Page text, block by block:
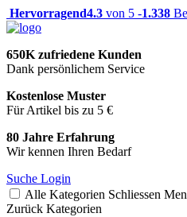
Hervorragend4.3 von 5 -1.338
650K zufriedene Kunden
Dank persönlichem Service
Kostenlose Muster
Für Artikel bis zu 5 €
80 Jahre Erfahrung
Wir kennen Ihren Bedarf
Suche Login
Alle Kategorien Schliessen
Zurück Kategorien